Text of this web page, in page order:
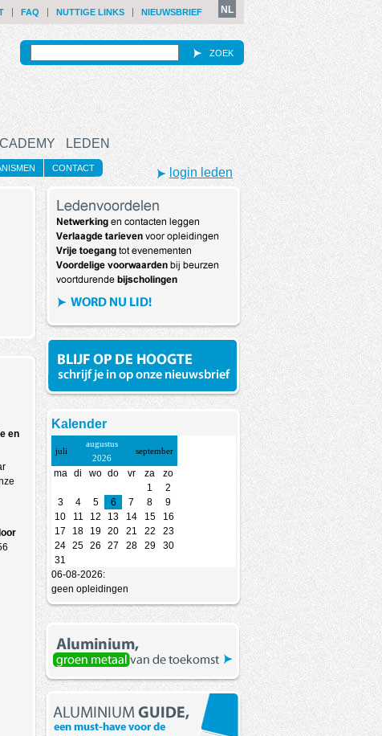
NL
FAQ NUTTIGE LINKS NIEUWSBRIEF
CONTACT
LEDEN
login leden
ZOEK
en
Kalender
juli
augustus
2026
september
ma di wo do vr za
zo
1
2
3
4 5 6 7 8
9
10
11 12 13 14 15
16
17
18 19 20 21 22
23
24 25 26 27 28 29
30
31
06-08-2026:
geen opleidingen